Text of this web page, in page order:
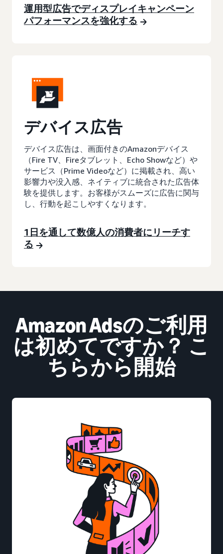
運用型広告でディスプレイキャンペーン
パフォーマンスを強化する
デバイス広告
デバイス広告は、画面付きのAmazonデバイス
（Fire TV、Fireタブレット、Echo Showなど）や
サービス（Prime Videoなど）に掲載され、高い
影響力や没入感、ネイティブに統合された広告体
験を提供します。お客様がスムーズに広告に関与
し、行動を起こしやすくなります。
1日を通して数億人の消費者にリーチす
る
Amazon Adsのご利用
は初めてですか？ こ
ちらから開始